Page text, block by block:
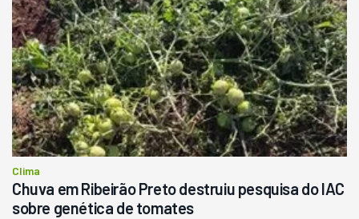
Clima
Chuva em Ribeirão Preto destruiu pesquisa do IAC
sobre genética de tomates